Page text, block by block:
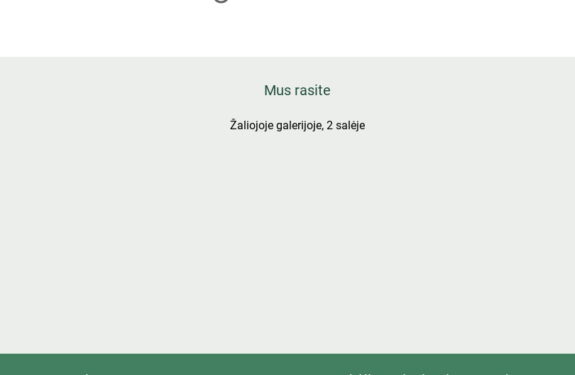
Mus rasite
Žaliojoje galerijoje, 2 salėje